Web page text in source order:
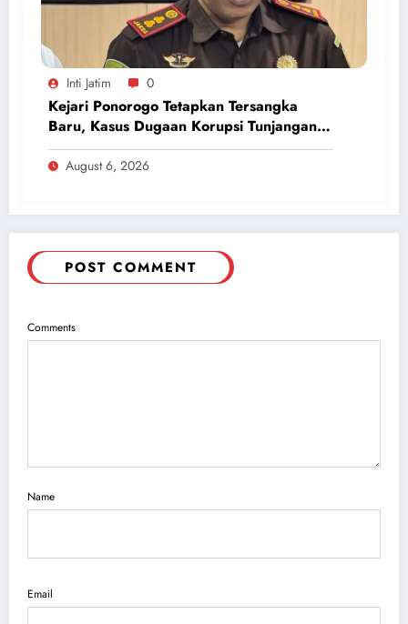
Inti Jatim 0
Kejari Ponorogo Tetapkan Tersangka
Baru, Kasus Dugaan Korupsi Tunjangan
Perumahan DPRD 2023-2026
August 6, 2026
POST COMMENT
Comments
Name
Email